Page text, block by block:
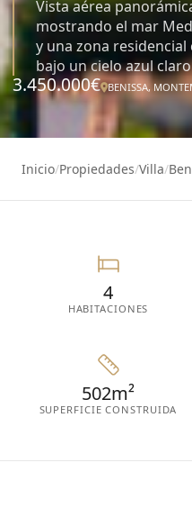
Vista aérea
mostrando el mar
y una zona
bajo un cielo azul
3.450.000€ BENISSA,
Inicio/Propiedades/Villa/
4
HABITACIONES
502m²
SUPERFICIE CONSTRUIDA